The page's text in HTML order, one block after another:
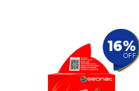
16%
OFF